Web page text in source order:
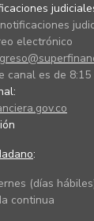
electrónico
canal es de 8:15
:
(días
continua